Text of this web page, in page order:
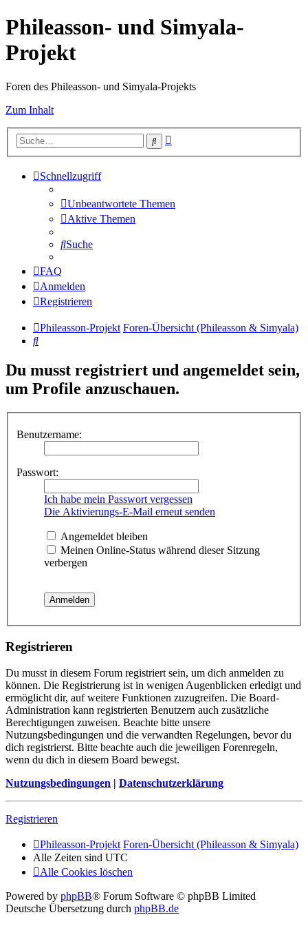
Phileasson- und Simyala-
Projekt
Foren des Phileasson- und Simyala-Projekts
Zum Inhalt
Suche
Schnellzugriff
Unbeantwortete Themen
Aktive Themen
Suche
FAQ
Anmelden
Registrieren
Phileasson-Projekt Foren-Übersicht (Phileasson & Simyala)
Suche
Du musst registriert und angemeldet sein,
um Profile anzuschauen.
Benutzername:
Passwort:
Ich habe mein Passwort vergessen
Die Aktivierungs-E-Mail erneut senden
Angemeldet bleiben
Meinen Online-Status während dieser Sitzung
verbergen
Registrieren
Du musst in diesem Forum registriert sein, um dich anmelden zu
können. Die Registrierung ist in wenigen Augenblicken erledigt und
ermöglicht dir, auf weitere Funktionen zuzugreifen. Die Board-
Administration kann registrierten Benutzern auch zusätzliche
Berechtigungen zuweisen. Beachte bitte unsere
Nutzungsbedingungen und die verwandten Regelungen, bevor du
dich registrierst. Bitte beachte auch die jeweiligen Forenregeln,
wenn du dich in diesem Board bewegst.
Nutzungsbedingungen | Datenschutzerklärung
Registrieren
Phileasson-Projekt Foren-Übersicht (Phileasson & Simyala)
Alle Zeiten sind UTC
Alle Cookies löschen
Powered by phpBB® Forum Software © phpBB Limited
Deutsche Übersetzung durch phpBB.de